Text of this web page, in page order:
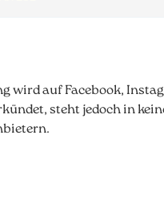
wird auf Facebook,
steht jedoch in